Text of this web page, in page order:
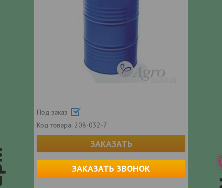
Под заказ
Код товара: 208-032-7
ЗАКАЗАТЬ
ЗАКАЗАТЬ ЗВОНОК